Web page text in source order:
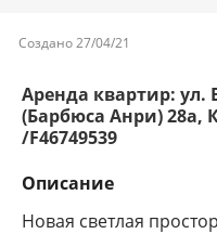
Создано 27/04/21
Аренда квартир:
(Барбюса Анри) 28а,
/F46749539
Описание
Новая светлая